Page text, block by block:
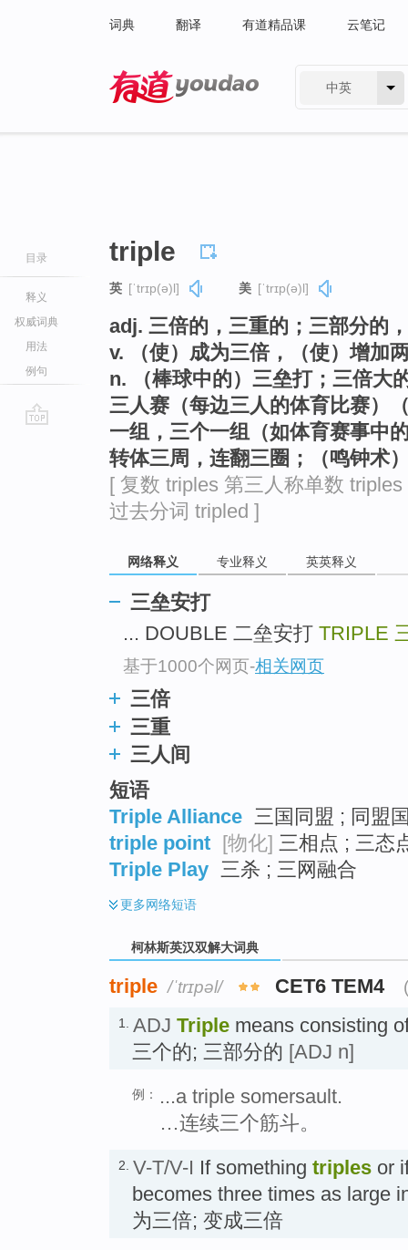
词典 翻译 有道精品课 云笔记
中英
目录
释义
权威词典
用法
例句
triple
英 [ˈtrɪp(ə)l] 美 [ˈtrɪp(ə)l]
adj. 三倍的，三重的；三部分的
v. （使）成为三倍，（使）增加
n. （棒球中的）三垒打；三倍大
三人赛（每边三人的体育比赛）
一组，三个一组（如体育赛事中
转体三周，连翻三圈；（鸣钟术
[ 复数 triples 第三人称单数
过去分词 tripled ]
网络释义 专业释义 英英释义
三垒安打
... DOUBLE 二垒安打 TRIPLE
基于1000个网页-相关网页
三倍
三重
三人间
短语
Triple Alliance 三国同盟 ; 同盟
triple point [物化] 三相点 ; 三态
Triple Play 三杀 ; 三网融合
更多网络短语
柯林斯英汉双解大词典
triple /ˈtrɪpəl/ CET6 TEM4
1. ADJ Triple means consisting
三个的; 三部分的 [ADJ n]
例：
...a triple somersault.
…连续三个筋斗。
2. V-T/V-I If something triples or
becomes three times as large
为三倍; 变成三倍